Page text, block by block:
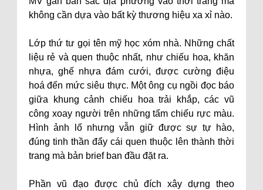
không cần dựa vào bất kỳ thương hiệu xa xỉ nào.
Lớp thứ tư gọi tên mỹ học xóm nhà. Những chất
liệu rẻ và quen thuộc nhất, như chiếu hoa, khăn
nhựa, ghế nhựa đám cưới, được cường điệu
hoá đến mức siêu thực. Một ông cụ ngồi đọc báo
giữa khung cảnh chiếu hoa trải khắp, các vũ
công xoay người trên những tấm chiếu rực màu.
Hình ảnh lố nhưng vẫn giữ được sự tự hào,
đúng tinh thần đẩy cái quen thuộc lên thành thời
trang mà bản brief ban đầu đặt ra.
Phần vũ đạo được chủ đích xây dựng theo